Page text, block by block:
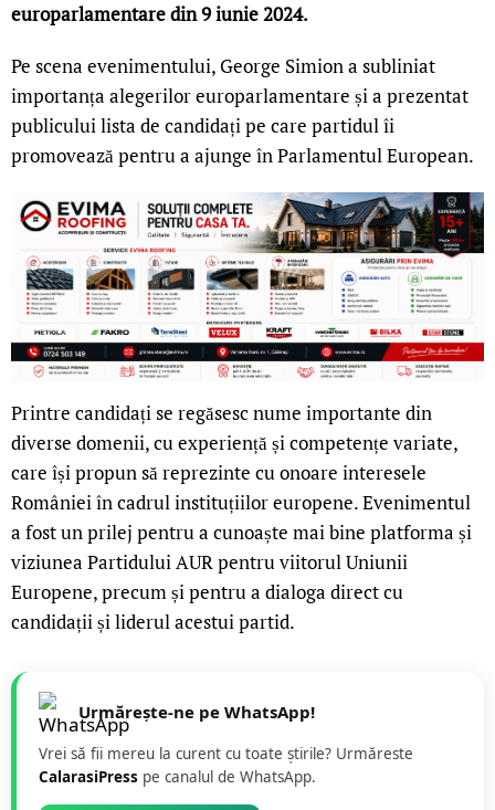
europarlamentare din 9 iunie 2024.
Pe scena evenimentului, George Simion a subliniat
importanța alegerilor europarlamentare și a prezentat
publicului lista de candidați pe care partidul îi
promovează pentru a ajunge în Parlamentul European.
Printre candidați se regăsesc nume importante din
diverse domenii, cu experiență și competențe variate,
care își propun să reprezinte cu onoare interesele
României în cadrul instituțiilor europene. Evenimentul
a fost un prilej pentru a cunoaște mai bine platforma și
viziunea Partidului AUR pentru viitorul Uniunii
Europene, precum și pentru a dialoga direct cu
candidații și liderul acestui partid.
Urmărește-ne pe WhatsApp!
Vrei să fii mereu la curent cu toate știrile? Urmăreste
CalarasiPress pe canalul de WhatsApp.